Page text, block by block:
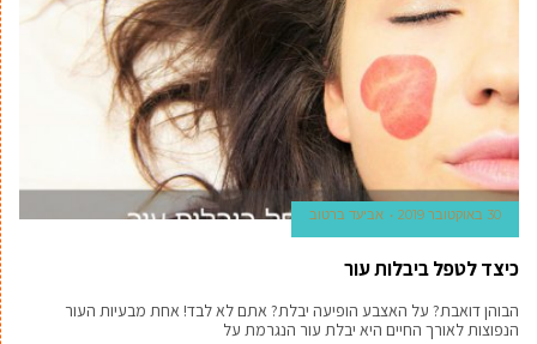
30 באוקטובר 2019 אביעד ברטוב
כיצד לטפל ביבלות עור
הבוהן דואבת? על האצבע הופיעה יבלת? אתם לא לבד! אחת מבעיות העור
הנפוצות לאורך החיים היא יבלת עור הנגרמת על